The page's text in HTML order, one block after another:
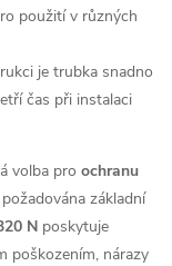
použití v různých
je trubka snadno
čas při instalaci
volba pro ochranu
základní
N poskytuje
poškozením, nárazy